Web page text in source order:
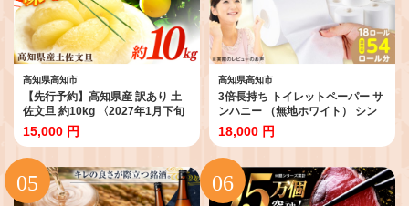
高知県高知市
【先行予約】高知県産 訳あり 土
佐文旦 約10kg 〈2027年1月下旬
頃から発送〉 / 傷 シミ 訳アリ 訳
あり わけあり 大容量 ぶんたん 文
旦 土佐文旦 10㎏ 果物 柑橘 フル
ーツ デザート 期間限定 数量限定
季節限定 高知県 高知市 高知 【株
式会社 四国健商】 [ATAF038]
15,000 円
高知県高知市
3倍長持ち トイレットペーパー サ
ンハニー （無地ホワイト） シン
グル 18ロール / トイレットペーパ
ーシングル 日用品 国産 備蓄 防災
といれっとぺーぱー 【機能素材株
式会社】[ATAA004]
18,000 円